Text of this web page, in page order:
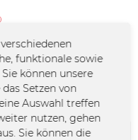
funktionale sowie
können unsere
Setzen von
Auswahl treffen
nutzen, gehen
Sie können die